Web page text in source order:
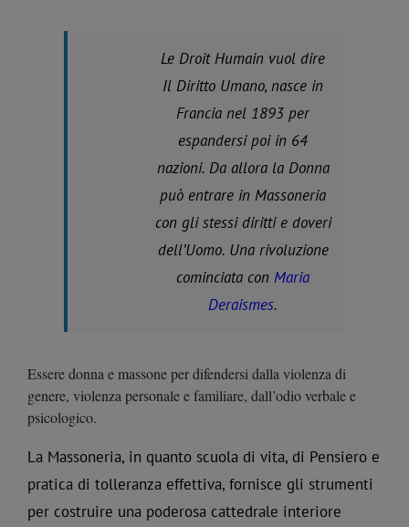
Le Droit Humain vuol dire
Il Diritto Umano, nasce in
Francia nel 1893 per
espandersi poi in 64
nazioni. Da allora la Donna
può entrare in Massoneria
con gli stessi diritti e doveri
dell’Uomo. Una rivoluzione
cominciata con Maria
Deraismes.
Essere donna e massone per difendersi dalla violenza di
genere, violenza personale e familiare, dall’odio verbale e
psicologico.
La Massoneria, in quanto scuola di vita, di Pensiero e
pratica di tolleranza effettiva, fornisce gli strumenti
per costruire una poderosa cattedrale interiore